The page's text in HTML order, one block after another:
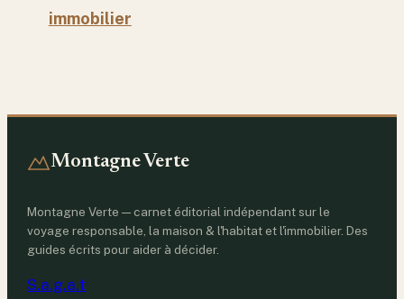
immobilier
Montagne Verte
Montagne Verte — carnet éditorial indépendant sur le
voyage responsable, la maison & l'habitat et l'immobilier. Des
guides écrits pour aider à décider.
S.a.g.a.t